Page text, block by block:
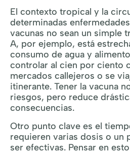
El contexto tropical y la
determinadas
vacunas no sean un simple
A, por ejemplo, está
consumo de agua y
controlar al cien por ciento
mercados callejeros o se
itinerante. Tener la vacuna
riesgos, pero reduce
consecuencias.
Otro punto clave es el
requieren varias dosis o un
ser efectivas. Pensar en